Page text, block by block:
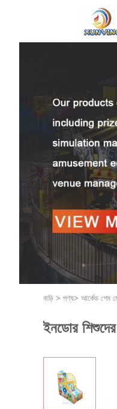
বাড়ি > পণ্য> আর্কেড গেম
ইনডোর